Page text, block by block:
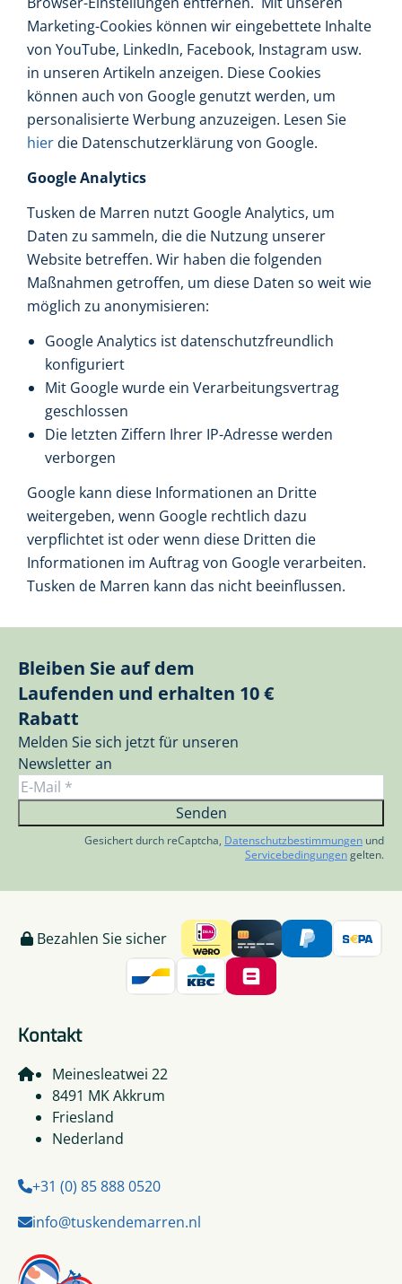
Marketing-Cookies können wir eingebettete Inhalte
von YouTube, LinkedIn, Facebook, Instagram usw.
in unseren Artikeln anzeigen. Diese Cookies
können auch von Google genutzt werden, um
personalisierte Werbung anzuzeigen. Lesen Sie
hier die Datenschutzerklärung von Google.
Google Analytics
Tusken de Marren nutzt Google Analytics, um
Daten zu sammeln, die die Nutzung unserer
Website betreffen. Wir haben die folgenden
Maßnahmen getroffen, um diese Daten so weit wie
möglich zu anonymisieren:
Google Analytics ist datenschutzfreundlich
konfiguriert
Mit Google wurde ein Verarbeitungsvertrag
geschlossen
Die letzten Ziffern Ihrer IP-Adresse werden
verborgen
Google kann diese Informationen an Dritte
weitergeben, wenn Google rechtlich dazu
verpflichtet ist oder wenn diese Dritten die
Informationen im Auftrag von Google verarbeiten.
Tusken de Marren kann das nicht beeinflussen.
Bleiben Sie auf dem
Laufenden und erhalten 10 €
Rabatt
Melden Sie sich jetzt für unseren
Newsletter an
Senden
Gesichert durch reCaptcha, Datenschutzbestimmungen und
Servicebedingungengelten.
Bezahlen Sie sicher
Kontakt
Meinesleatwei 22
8491 MK Akkrum
Friesland
Nederland
+31 (0) 85 888 0520
info@tuskendemarren.nl